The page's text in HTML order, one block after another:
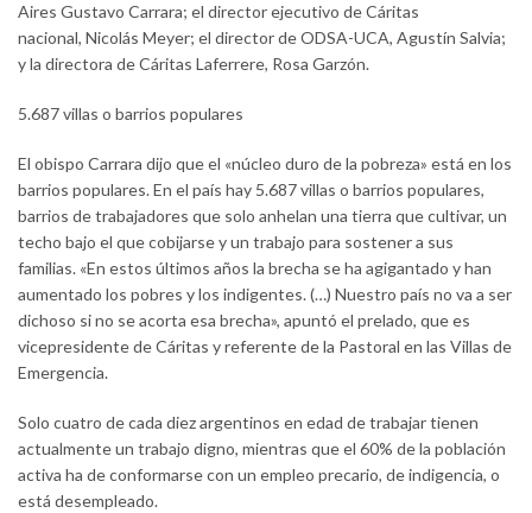
Aires Gustavo Carrara; el director ejecutivo de Cáritas
nacional, Nicolás Meyer; el director de ODSA-UCA, Agustín Salvia;
y la directora de Cáritas Laferrere, Rosa Garzón.
5.687 villas o barrios populares
El obispo Carrara dijo que el «núcleo duro de la pobreza» está en los
barrios populares. En el país hay 5.687 villas o barrios populares,
barrios de trabajadores que solo anhelan una tierra que cultivar, un
techo bajo el que cobijarse y un trabajo para sostener a sus
familias. «En estos últimos años la brecha se ha agigantado y han
aumentado los pobres y los indigentes. (…) Nuestro país no va a ser
dichoso si no se acorta esa brecha», apuntó el prelado, que es
vicepresidente de Cáritas y referente de la Pastoral en las Villas de
Emergencia.
Solo cuatro de cada diez argentinos en edad de trabajar tienen
actualmente un trabajo digno, mientras que el 60% de la población
activa ha de conformarse con un empleo precario, de indigencia, o
está desempleado.